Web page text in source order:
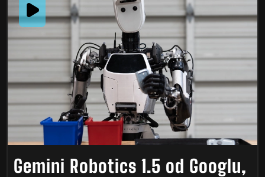
Gemini Robotics 1.5 od Googlu,